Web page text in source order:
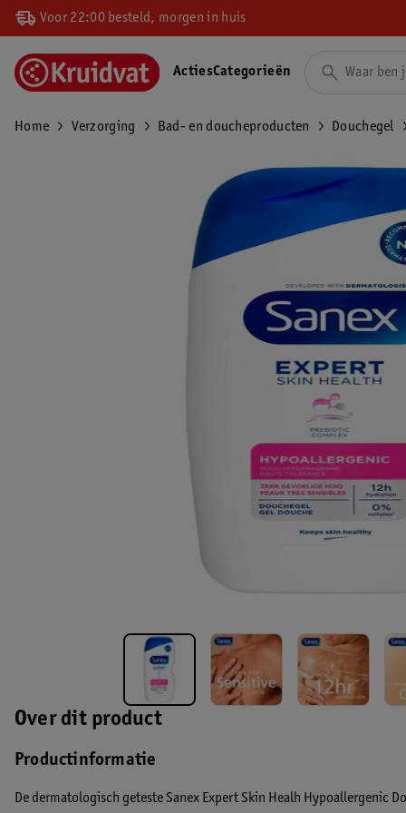
Voor 22:00 besteld, morgen in huis
ActiesCategorieën
Home Verzorging Bad- en doucheproducten Douchegel
Over dit product
Productinformatie
De dermatologisch geteste Sanex Expert Skin Healh Hypoallergenic